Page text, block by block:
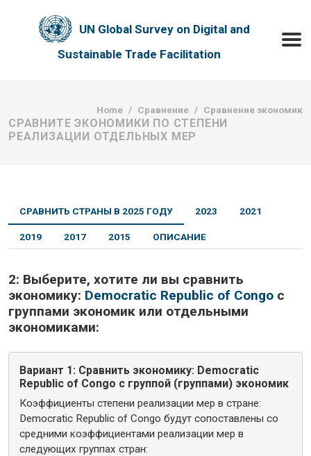
UN Global Survey on Digital and
Sustainable Trade Facilitation
Breadcrumb
Home Сравнение Сравнение экономик
СРАВНИТЕ ЭКОНОМИКИ ПО СТЕПЕНИ
РЕАЛИЗАЦИИ ОТДЕЛЬНЫХ МЕР
СРАВНИТЬ СТРАНЫ В 2025 ГОДУ 2023 2021
2019 2017 2015 ОПИСАНИЕ
2: Выберите, хотите ли вы сравнить
экономику: Democratic Republic of Congo с
группами экономик или отдельными
экономиками:
Вариант 1: Сравнить экономику: Democratic
Republic of Congo с группой (группами) экономик
Коэффициенты степени реализации мер в стране:
Democratic Republic of Congo будут сопоставлены со
средними коэффициентами реализации мер в
следующих группах стран: